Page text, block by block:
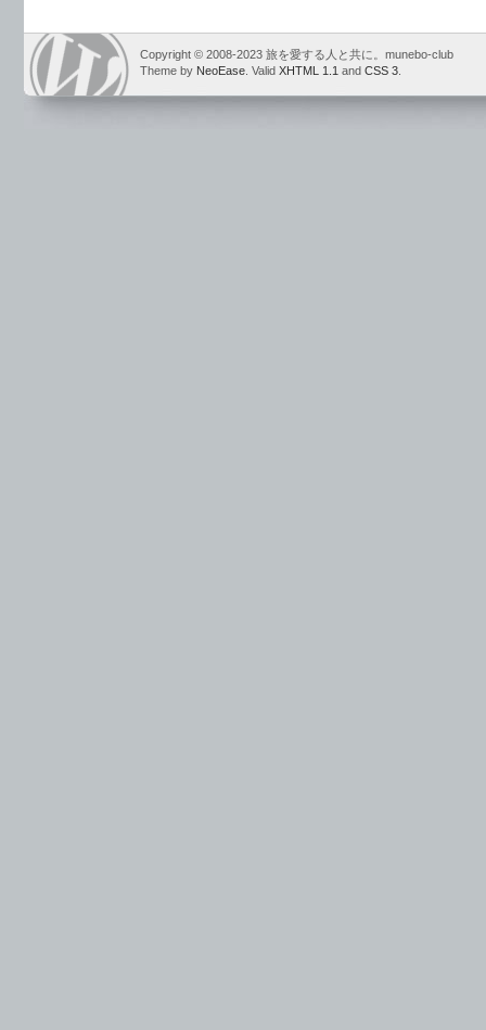
Copyright © 2008-2023 旅を愛する人と共に。munebo-club
Theme by NeoEase . Valid XHTML 1.1 and CSS 3